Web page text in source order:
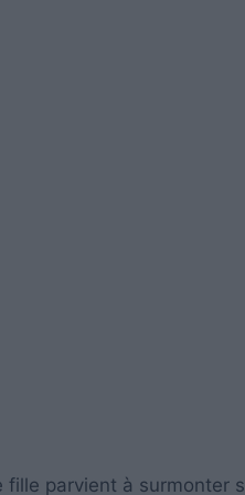
parvient à surmonter